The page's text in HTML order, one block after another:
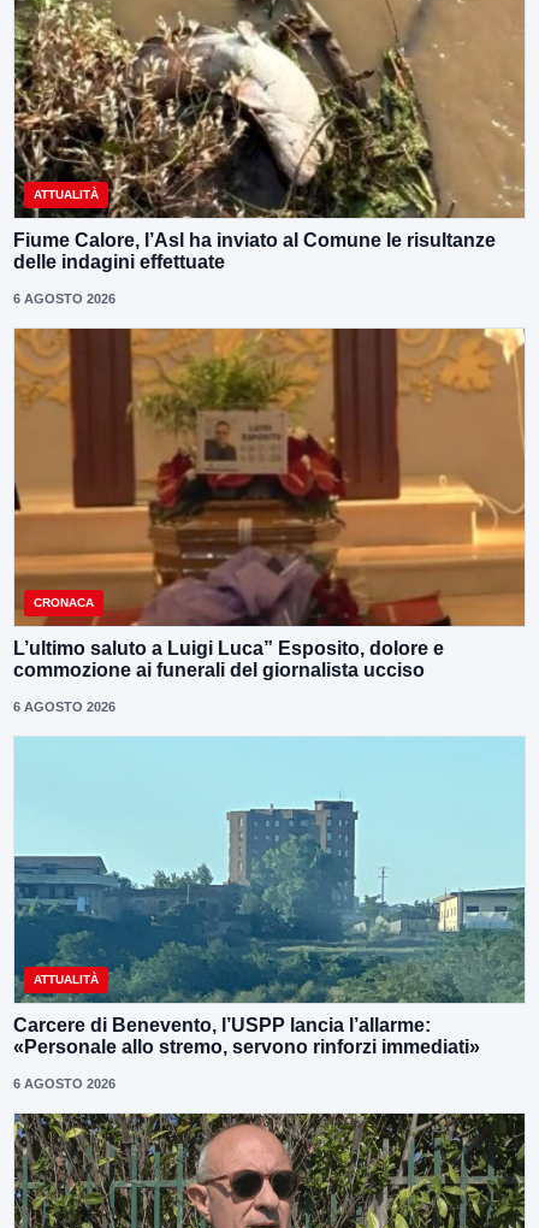
ATTUALITÀ
Fiume Calore, l’Asl ha inviato al Comune le risultanze
delle indagini effettuate
6 AGOSTO 2026
CRONACA
L’ultimo saluto a Luigi Luca” Esposito, dolore e
commozione ai funerali del giornalista ucciso
6 AGOSTO 2026
ATTUALITÀ
Carcere di Benevento, l’USPP lancia l’allarme:
«Personale allo stremo, servono rinforzi immediati»
6 AGOSTO 2026